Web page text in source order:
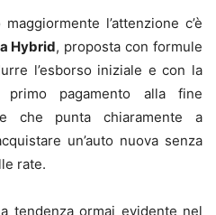
l’attenzione c’è
Hybrid, proposta con formule
l’esborso iniziale e con la
pagamento alla fine
che punta chiaramente a
un’auto nuova senza
rate.
tendenza ormai evidente nel